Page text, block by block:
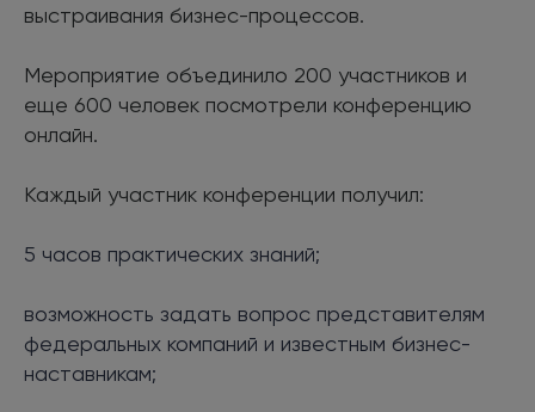
выстраивания бизнес-процессов.
Мероприятие объединило 200 участников и
еще 600 человек посмотрели конференцию
онлайн.
Каждый участник конференции получил:
5 часов практических знаний;
возможность задать вопрос представителям
федеральных компаний и известным бизнес-
наставникам;